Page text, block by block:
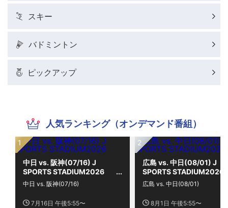
スキー
バドミントン
ピックアップ
人気ランキング（オンデマンド番組）
中日 vs. 阪神(07/16) J
SPORTS STADIUM2026
7月16日 午後5:55〜
中日 vs. 阪神(07/16)
広島 vs. 中日(08/01) J
SPORTS STADIUM2026
8月1日 午後5:55〜
広島 vs. 中日(08/01)